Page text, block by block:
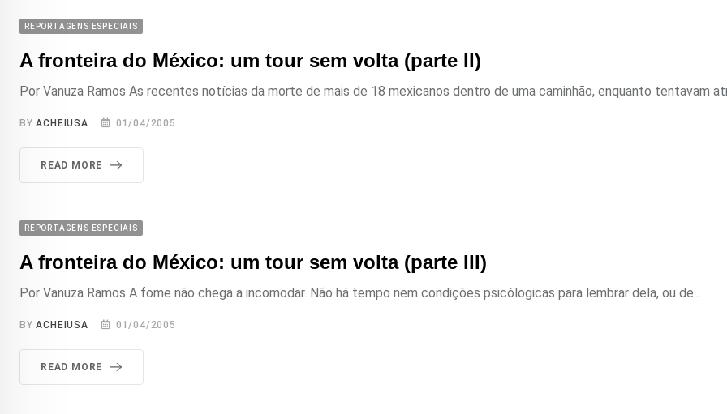
REPORTAGENS ESPECIAIS
A fronteira do México: um tour sem volta (parte II)
Por Vanuza Ramos As recentes notícias da morte de mais de 18 mexicanos dentro de uma caminhão, enquanto tentavam
BYACHEIUSA 01/04/2005
READ MORE
REPORTAGENS ESPECIAIS
A fronteira do México: um tour sem volta (parte III)
Por Vanuza Ramos A fome não chega a incomodar. Não há tempo nem condições psicólogicas para lembrar dela, ou de...
BYACHEIUSA 01/04/2005
READ MORE